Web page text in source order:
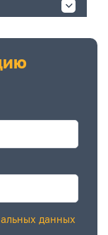
данных